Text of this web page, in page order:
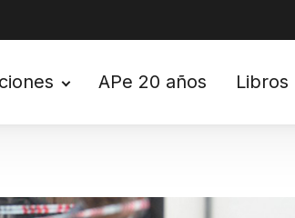
APe 20 años Libros